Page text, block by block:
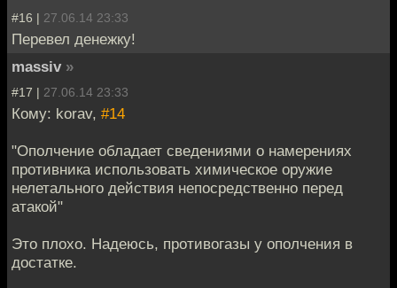
#16 | 27.06.14 23:33
Перевел денежку!
massiv »
#17 | 27.06.14 23:33
Кому: korav, #14
"Ополчение обладает сведениями о намерениях
противника использовать химическое оружие
нелетального действия непосредственно перед
атакой"
Это плохо. Надеюсь, противогазы у ополчения в
достатке.